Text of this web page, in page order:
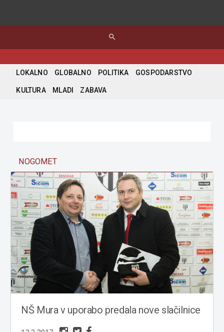
search
LOKALNO GLOBALNO POLITIKA GOSPODARSTVO
KULTURA MLADI ZABAVA
NOGOMET
NŠ Mura v uporabo predala nove slačilnice